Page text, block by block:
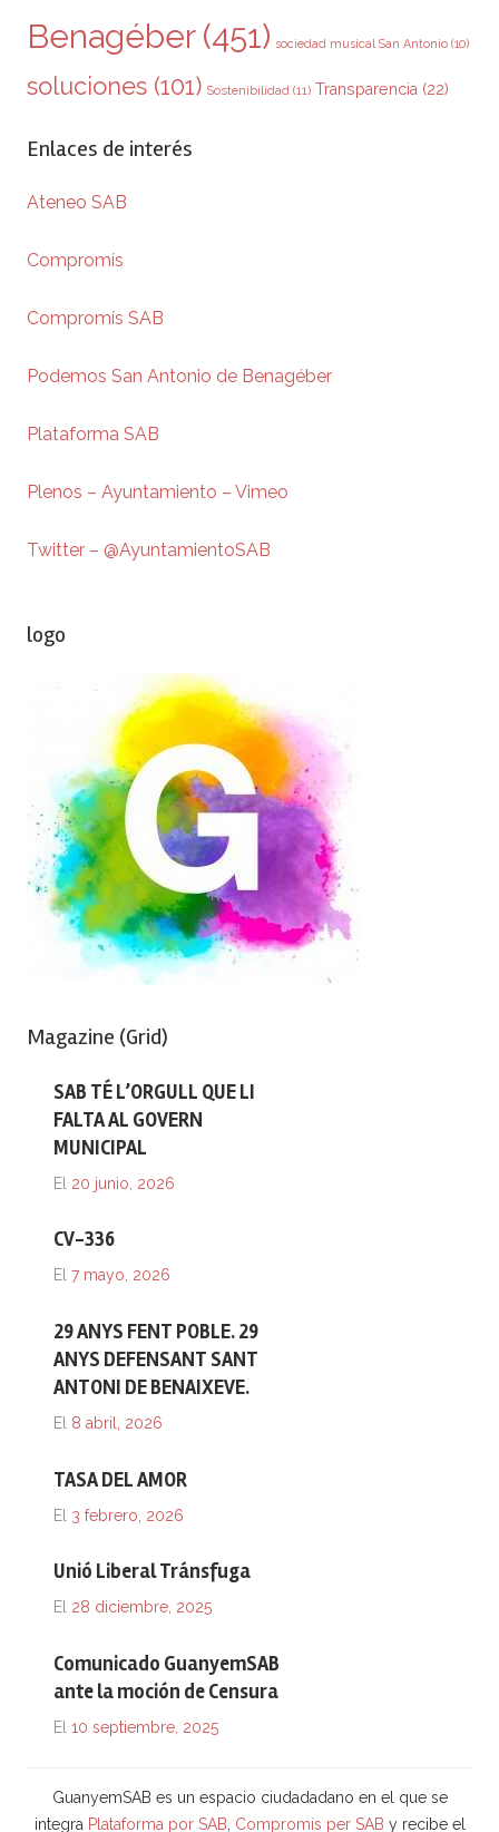
Benagéber(451) sociedad musical San Antonio (10)
soluciones (101) Sostenibilidad (11) Transparencia (22)
Enlaces de interés
Ateneo SAB
Compromís
Compromís SAB
Podemos San Antonio de Benagéber
Plataforma SAB
Plenos – Ayuntamiento – Vimeo
Twitter – @AyuntamientoSAB
logo
Magazine (Grid)
SAB TÉ L’ORGULL QUE LI
FALTA AL GOVERN
MUNICIPAL
El 20 junio, 2026
CV-336
El 7 mayo, 2026
29 ANYS FENT POBLE. 29
ANYS DEFENSANT SANT
ANTONI DE BENAIXEVE.
El 8 abril, 2026
TASA DEL AMOR
El 3 febrero, 2026
Unió Liberal Tránsfuga
El 28 diciembre, 2025
Comunicado GuanyemSAB
ante la moción de Censura
El 10 septiembre, 2025
GuanyemSAB es un espacio ciudadadano en el que se
integra Plataforma por SAB Compromís per SAB y recibe el